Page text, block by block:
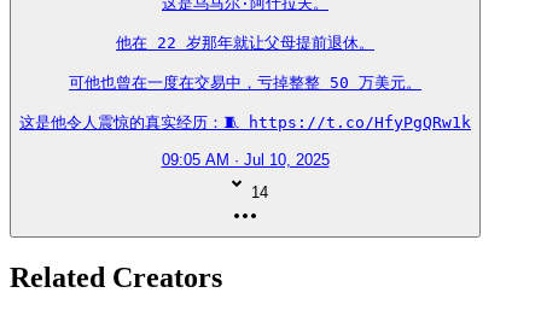
他在 22 岁那年就让父母提前退休。
可他也曾在一度在交易中，亏掉整整 50 万美元。
这是他令人震惊的真实经历：🧵 https://t.co/HfyPgQRw1k
09:05 AM · Jul 10, 2025
14
Related Creators